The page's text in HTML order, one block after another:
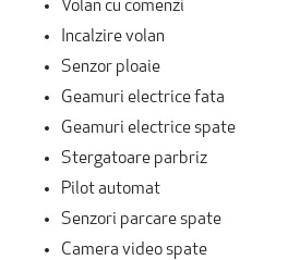
Volan cu comenzi
Incalzire volan
Senzor ploaie
Geamuri electrice fata
Geamuri electrice spate
Stergatoare parbriz
Pilot automat
Senzori parcare spate
Camera video spate